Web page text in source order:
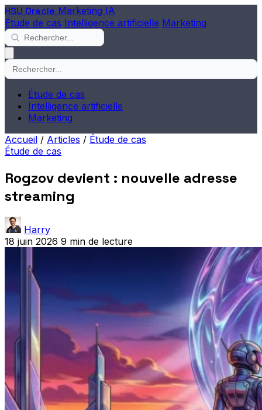
HSU Oracle Marketing IA
Étude de cas Intelligence artificielle Marketing
Étude de cas
Intelligence artificielle
Marketing
Accueil / Articles / Étude de cas
Étude de cas
Rogzov devient : nouvelle adresse
streaming
Harry
18 juin 2026 9 min de lecture